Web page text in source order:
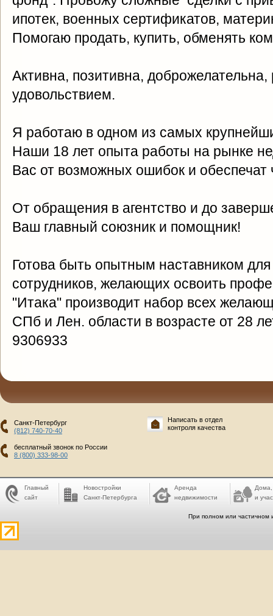
ипотек, военных сертификатов,
Помогаю продать, купить, обменять
Активна, позитивна,
удовольствием.
Я работаю в одном из самых
Наши 18 лет опыта работы на рынке
Вас от возможных ошибок и обеспечат
От обращения в агентство и до
Ваш главный союзник и помощник!
Готова быть опытным наставником
сотрудников, желающих освоить
"Итака" производит набор всех
СПб и Лен. области в возрасте от 28
9306933
Санкт-Петербург
(812) 740-70-40
бесплатный звонок по России
8 (800) 333-98-00
Написать в отдел
контроля качества
Главный
сайт
Новостройки
Санкт-Петербурга
Аренда
недвижимости
Дома,
и
При полном или частичном